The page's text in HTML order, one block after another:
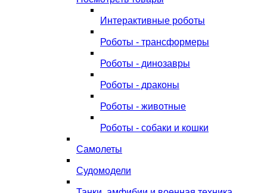
Интерактивные роботы
Роботы - трансформеры
Роботы - динозавры
Роботы - драконы
Роботы - животные
Роботы - собаки и кошки
Самолеты
Судомодели